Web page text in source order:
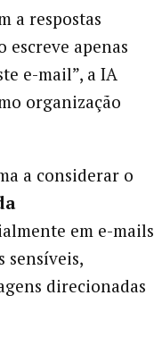
a respostas
apenas
e-mail”, a IA
organização
a considerar o
em e-mails
sensíveis,
direcionadas